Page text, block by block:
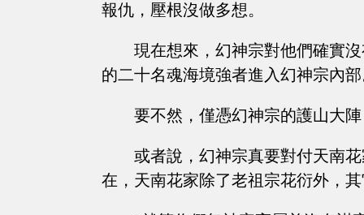
報仇，壓根沒做多想。
現在想來，幻神宗對他們確實
的二十名魂海境強者進入幻神宗內
要不然，僅憑幻神宗的護山大
或者說，幻神宗真要對付天南
在，天南花家除了老祖宗花衍外，